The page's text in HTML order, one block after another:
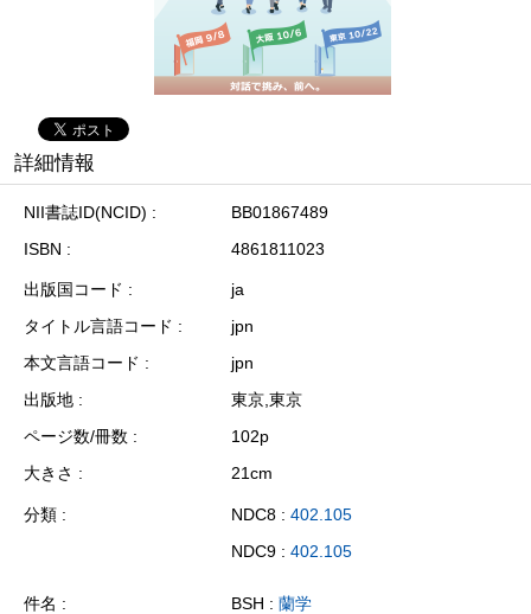
詳細情報
NII書誌ID(NCID)
BB01867489
ISBN
4861811023
出版国コード
ja
タイトル言語コード
jpn
本文言語コード
jpn
出版地
東京,東京
ページ数/冊数
102p
大きさ
21cm
分類 NDC8 : 402.105
NDC9 : 402.105
件名 BSH : 蘭学